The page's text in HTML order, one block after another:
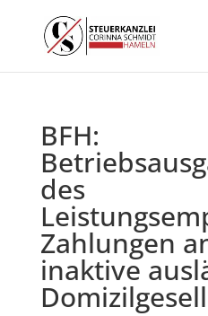
BFH:
des
Zahlungen
inaktive